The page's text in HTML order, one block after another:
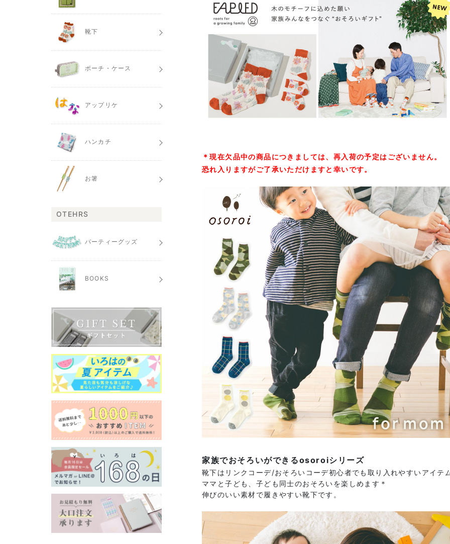
＊現在欠品中の商品につきましては、再入荷の予定はございません。
恐れ入りますがご了承いただけますと幸いです。
家族でおそろいができるosoroiシリーズ
靴下はリンクコーデ/おそろいコーデ初心者でも取り入れやすいアイテ
ママと子ども、子ども同士のおそろいを楽しめます＊
伸びのいい素材で履きやすい靴下です。
靴下
ポーチ・ケース
アップリケ
ハンカチ
お箸
OTEHRS
パーティーグッズ
BOOKS